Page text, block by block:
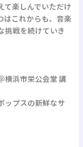
て楽しんでいただけ
これからも、音楽
挑戦を続けていき
横浜市栄公会堂 講
ップスの新鮮なサ